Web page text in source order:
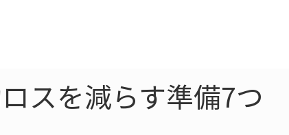
スを減らす準備7つ